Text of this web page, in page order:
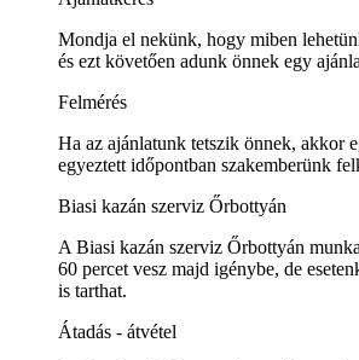
Mondja el nekünk, hogy miben
és ezt követően adunk önnek egy
Felmérés
Ha az ajánlatunk tetszik önnek, akkor
egyeztett időpontban szakemberünk
Biasi kazán szerviz Őrbottyán
A Biasi kazán szerviz Őrbottyán
60 percet vesz majd igénybe, de
is tarthat.
Átadás - átvétel